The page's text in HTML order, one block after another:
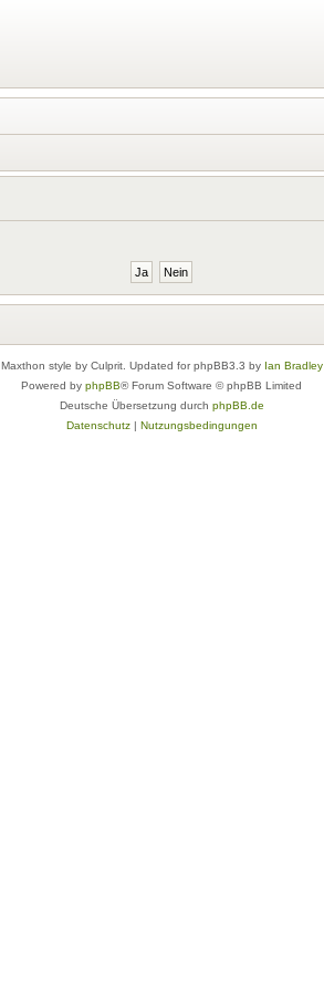
Maxthon style by Culprit. Updated for phpBB3.3 by Ian Bradley
Powered by phpBB® Forum Software © phpBB Limited
Deutsche Übersetzung durch phpBB.de
Datenschutz| Nutzungsbedingungen